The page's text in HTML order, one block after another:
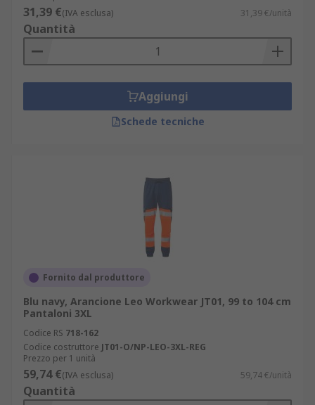
31,39 €(IVA esclusa) 31,39 €/unità
Quantità
Aggiungi
Schede tecniche
Fornito dal produttore
Blu navy, Arancione Leo Workwear JT01, 99 to 104 cm
Pantaloni 3XL
Codice RS 718-162
Codice costruttore JT01-O/NP-LEO-3XL-REG
Prezzo per 1 unità
59,74 €(IVA esclusa) 59,74 €/unità
Quantità